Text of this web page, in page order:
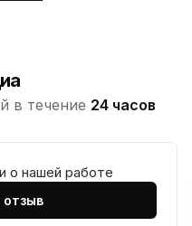
в течение 24 часов
о нашей работе
отзыв